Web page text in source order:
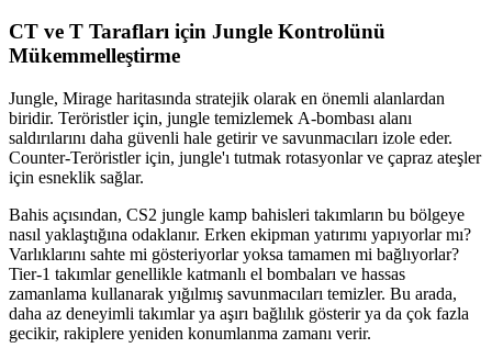
CT ve T Tarafları için Jungle Kontrolünü
Mükemmelleştirme
Jungle, Mirage haritasında stratejik olarak en önemli alanlardan
biridir. Teröristler için, jungle temizlemek A-bombası alanı
saldırılarını daha güvenli hale getirir ve savunmacıları izole eder.
Counter-Teröristler için, jungle'ı tutmak rotasyonlar ve çapraz ateşler
için esneklik sağlar.
Bahis açısından, CS2 jungle kamp bahisleri takımların bu bölgeye
nasıl yaklaştığına odaklanır. Erken ekipman yatırımı yapıyorlar mı?
Varlıklarını sahte mi gösteriyorlar yoksa tamamen mi bağlıyorlar?
Tier-1 takımlar genellikle katmanlı el bombaları ve hassas
zamanlama kullanarak yığılmış savunmacıları temizler. Bu arada,
daha az deneyimli takımlar ya aşırı bağlılık gösterir ya da çok fazla
gecikir, rakiplere yeniden konumlanma zamanı verir.